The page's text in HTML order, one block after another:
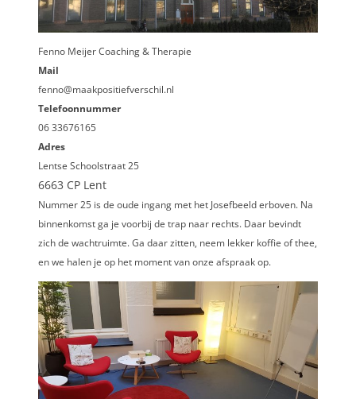
Fenno Meijer Coaching & Therapie
Mail
fenno@maakpositiefverschil.nl
Telefoonnummer
06 33676165
Adres
Lentse Schoolstraat 25
6663 CP Lent
Nummer 25 is de oude ingang met het Josefbeeld erboven. Na
binnenkomst ga je voorbij de trap naar rechts. Daar bevindt
zich de wachtruimte. Ga daar zitten, neem lekker koffie of thee,
en we halen je op het moment van onze afspraak op.